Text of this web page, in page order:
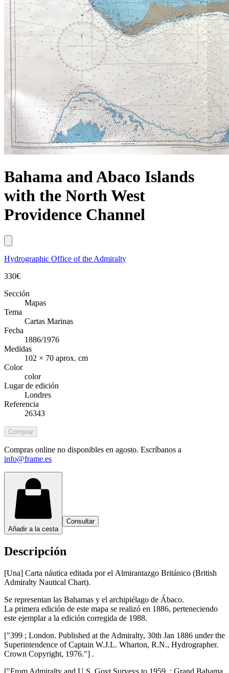
Bahama and Abaco Islands
with the North West
Providence Channel
Hydrographic Office of the Admiralty
330€
Sección
Mapas
Tema
Cartas Marinas
Fecha
1886/1976
Medidas
102 × 70 aprox. cm
Color
color
Lugar de edición
Londres
Referencia
26343
Comprar
Compras online no disponibles en agosto. Escríbanos a
info@frame.es
Añadir a la cesta
Consultar
Descripción
[Una] Carta náutica editada por el Almirantazgo Británico (British
Admiralty Nautical Chart).
Se representan las Bahamas y el archipiélago de Ábaco.
La primera edición de este mapa se realizó en 1886, perteneciendo
este ejemplar a la edición corregida de 1988.
["399 ; London. Published at the Admiralty, 30th Jan 1886 under the
Superintendence of Captain W.J.L. Wharton, R.N., Hydrographer.
Crown Copyright, 1976."] .
["From Admiralty and U.S. Govt Surveys to 1959. ; Grand Bahama